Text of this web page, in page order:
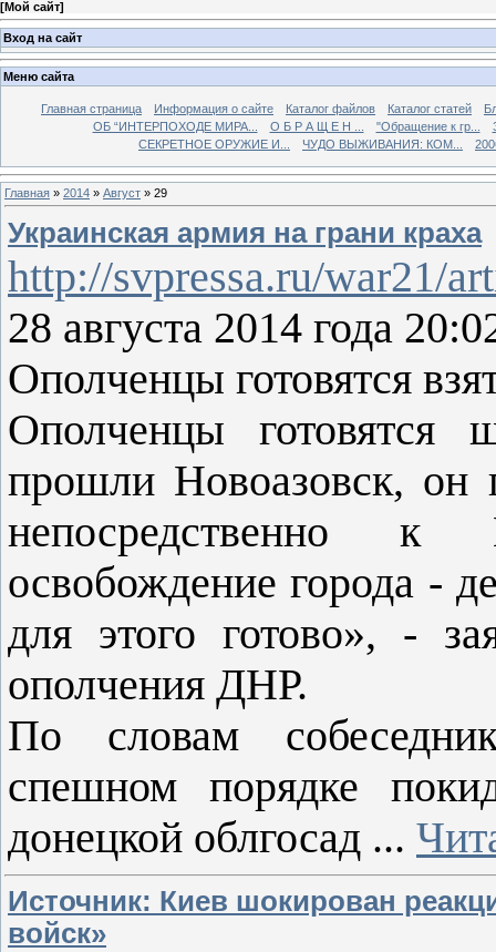
[Мой сайт]
Вход на сайт
Меню сайта
Главная страница Информация о сайте Каталог файлов Каталог статей
ОБ “ИНТЕРПОХОДЕ МИРА...
О Б Р А Щ Е Н ... "Обращение к гр...
СЕКРЕТНОЕ ОРУЖИЕ И...
ЧУДО ВЫЖИВАНИЯ: КОМ...
Главная » 2014 » Август » 29
Украинская армия на грани краха
http://svpressa.ru/war21/
28 августа 2014 года
Ополченцы готовятся
Ополченцы готовятся
прошли Новоазовск,
непосредственно
освобождение города -
для этого готово», -
ополчения ДНР.
По словам
спешном порядке
донецкой облгосад ...
Источник: Киев шокирован
войск»